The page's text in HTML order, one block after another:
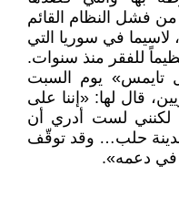
فشل النظام القائم
في سوريا التي
للفقر منذ سنوات.
تايمس» يوم السبت
قال لها: «إننا على
لكنني لست أدري أن
حلب… وقد توقّف
في دعمه».